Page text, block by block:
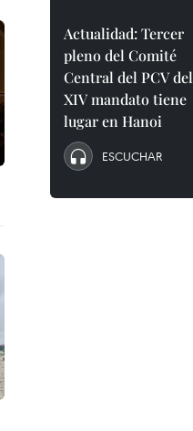
Actualidad: Tercer
pleno del Comité
Central del PCV del
XIV mandato tiene
lugar en Hanoi
ESCUCHAR